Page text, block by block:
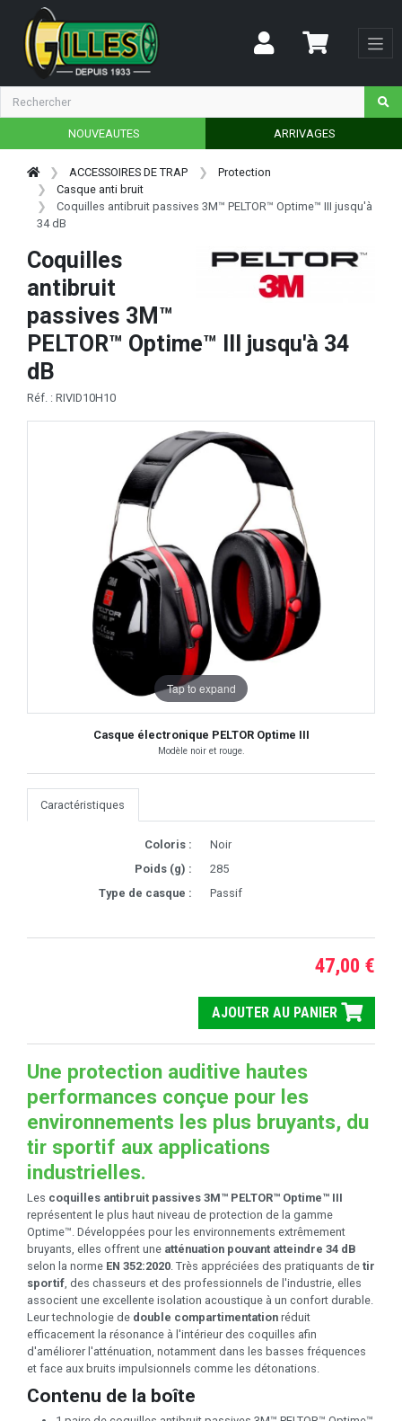
NOUVEAUTES ARRIVAGES
ACCESSOIRES DE TRAP
Protection
Casque anti bruit
Coquilles antibruit passives 3M™ PELTOR™ Optime™ III jusqu'à
34 dB
Coquilles
antibruit
passives 3M™
PELTOR™ Optime™ III jusqu'à 34
dB
Réf. : RIVID10H10
Tap to expand
Casque électronique PELTOR Optime III
Modèle noir et rouge.
Caractéristiques
Coloris :
Noir
Poids (g) :
285
Type de casque :
Passif
47,00 €
AJOUTER AU PANIER
Une protection auditive hautes
performances conçue pour les
environnements les plus bruyants, du
tir sportif aux applications
industrielles.
Les coquilles antibruit passives 3M™ PELTOR™ Optime™ III
représentent le plus haut niveau de protection de la gamme
Optime™. Développées pour les environnements extrêmement
bruyants, elles offrent une atténuation pouvant atteindre 34 dB
selon la norme EN 352:2020 . Très appréciées des pratiquants de tir
sportif , des chasseurs et des professionnels de l'industrie, elles
associent une excellente isolation acoustique à un confort durable.
Leur technologie de double compartimentation réduit
efficacement la résonance à l'intérieur des coquilles afin
d'améliorer l'atténuation, notamment dans les basses fréquences
et face aux bruits impulsionnels comme les détonations.
Contenu de la boîte